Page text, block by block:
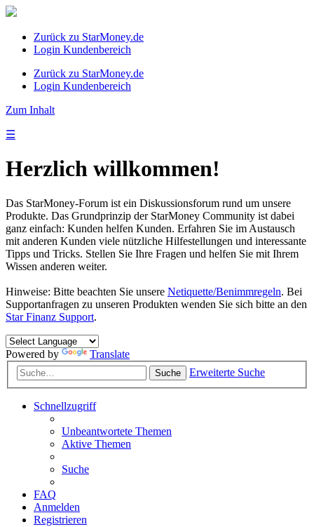
Zurück zu StarMoney.de
Login Kundenbereich
Zurück zu StarMoney.de
Login Kundenbereich
Zum Inhalt
☰
Herzlich willkommen!
Das StarMoney-Forum ist ein Diskussionsforum rund um unsere
Produkte. Das Grundprinzip der StarMoney Community ist dabei
ganz einfach: Kunden helfen Kunden. Erfahren Sie im Austausch
mit anderen Kunden viele nützliche Hilfestellungen und interessante
Tipps und Tricks. Stellen Sie Ihre Fragen und helfen Sie mit Ihrem
Wissen anderen weiter.
Hinweise: Bitte beachten Sie unsere Netiquette/Benimmregeln. Bei
Supportanfragen zu unseren Produkten wenden Sie sich bitte an den
Star Finanz Support.
Powered by Translate
Suche Erweiterte Suche
Schnellzugriff
Unbeantwortete Themen
Aktive Themen
Suche
FAQ
Anmelden
Registrieren